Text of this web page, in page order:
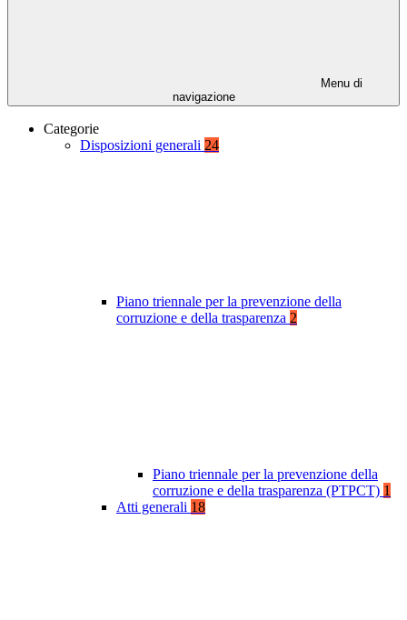
Menu di
navigazione
Categorie
Disposizioni generali 24
Piano triennale per la prevenzione della
corruzione e della trasparenza 2
Piano triennale per la prevenzione della
corruzione e della trasparenza (PTPCT) 1
Atti generali 18